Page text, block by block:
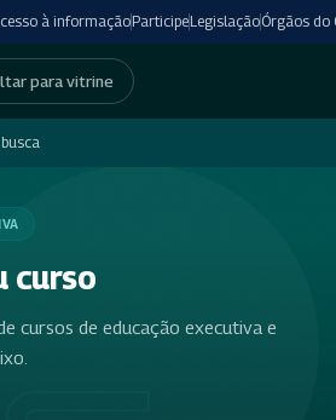
à informaçãoParticipeLegislaçãoÓrgãos do
para vitrine
curso
cursos de educação executiva e